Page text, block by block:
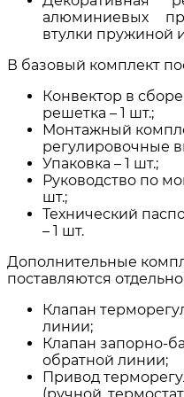
алюминиевых
втулки пружиной
В базовый комплект
Конвектор в
решетка – 1 шт.;
Монтажный
регулировочные
Упаковка – 1 шт.;
Руководство по
шт.;
Технический
– 1 шт.
Дополнительные
поставляются
Клапан
линии;
Клапан запорно-
обратной линии;
Привод